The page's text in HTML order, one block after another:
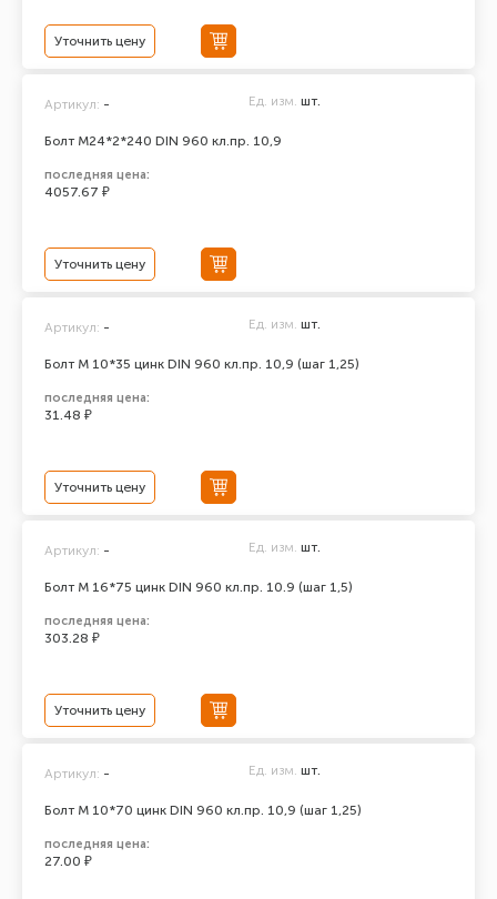
Уточнить цену
Болт М24*2*240 DIN 960 кл.пр. 10,9
Артикул: - Ед. изм. шт.
последняя цена:
4057.67 ₽
Уточнить цену
Болт М 10*35 цинк DIN 960 кл.пр. 10,9 (шаг 1,25)
Артикул: - Ед. изм. шт.
последняя цена:
31.48 ₽
Уточнить цену
Болт М 16*75 цинк DIN 960 кл.пр. 10.9 (шаг 1,5)
Артикул: - Ед. изм. шт.
последняя цена:
303.28 ₽
Уточнить цену
Болт М 10*70 цинк DIN 960 кл.пр. 10,9 (шаг 1,25)
Артикул: - Ед. изм. шт.
последняя цена:
27.00 ₽